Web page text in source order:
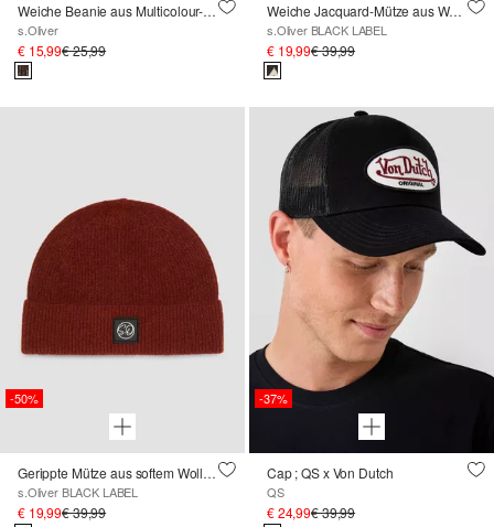
Weiche Beanie aus Multicolour-Melange
s.Oliver
€ 15,99€ 25,99
Weiche Jacquard-Mütze aus Wollmix
s.Oliver BLACK LABEL
€ 19,99€ 39,99
-50%
Gerippte Mütze aus softem Wollmix
s.Oliver BLACK LABEL
€ 19,99€ 39,99
-37%
Cap ; QS x Von Dutch
QS
€ 24,99€ 39,99